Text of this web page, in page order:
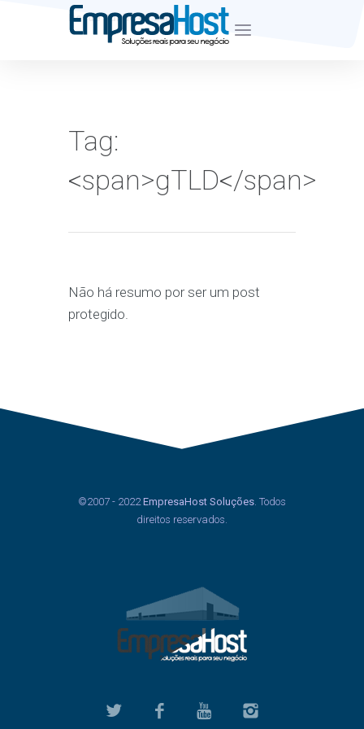
Desde Junho de 2007
Tag:
<span>gTLD</span>
Não há resumo por ser um post
protegido.
©2007 - 2022EmpresaHost Soluções. Todos
direitos reservados.